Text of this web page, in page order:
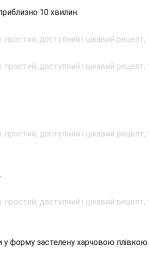
10 хвилин.
форму застелену харчовою плівкою.